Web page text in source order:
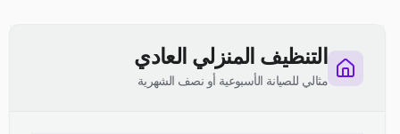
التنظيف المنزلي العادي
مثالي للصيانة الأسبوعية أو نصف الشهرية